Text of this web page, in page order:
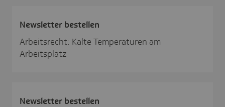
News­letter bestellen
Arbeitsrecht: Kalte Temperaturen am
Arbeitsplatz
News­letter bestellen